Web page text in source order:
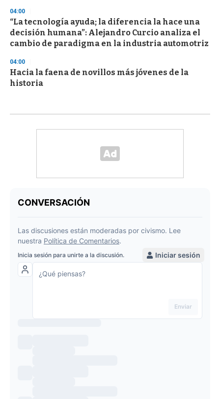
04:00
“La tecnología ayuda; la diferencia la hace una
decisión humana”: Alejandro Curcio analiza el
cambio de paradigma en la industria automotriz
04:00
Hacia la faena de novillos más jóvenes de la
historia